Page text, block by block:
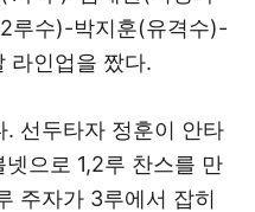
루수)-박지훈(유격수)-
라인업을 짰다.
선두타자 정훈이 안타
으로 1,2루 찬스를 만
주자가 3루에서 잡히